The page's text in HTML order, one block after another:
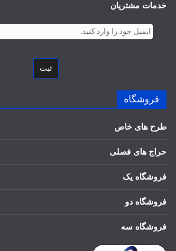
خدمات مشتریان
ثبت
فروشگاه
طرح های خاص
حراج های فصلی
فروشگاه یک
فروشگاه دو
فروشگاه سه